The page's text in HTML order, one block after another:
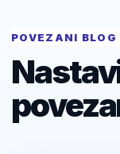
POVEZANI